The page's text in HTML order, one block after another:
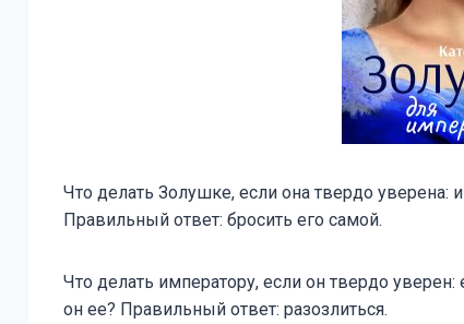
Что делать Золушке, если она твердо уверена:
Правильный ответ: бросить его самой.
Что делать императору, если он твердо
он ее? Правильный ответ: разозлиться.